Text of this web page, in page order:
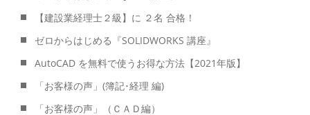
【建設業経理士２級】に ２名 合格！
ゼロからはじめる『SOLIDWORKS 講座』
AutoCAD を無料で使うお得な方法【2021年版】
「お客様の声」(簿記･経理 編)
「お客様の声」（ＣＡＤ編）